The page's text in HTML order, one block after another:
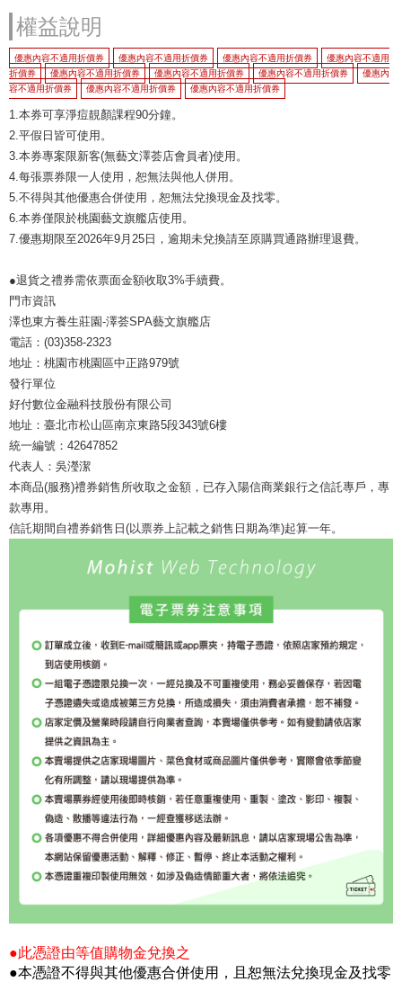
權益說明
優惠內容不適用折價券 優惠內容不適用折價券 優惠內容不適用折價券
優惠內容不適用
折價券
優惠內容不適用折價券 優惠內容不適用折價券 優惠內容不適用折價券
優惠內
容不適用折價券
優惠內容不適用折價券 優惠內容不適用折價券
1.本券可享淨痘靚顏課程90分鐘。
2.平假日皆可使用。
3.本券專案限新客(無藝文澤荟店會員者)使用。
4.每張票券限一人使用，恕無法與他人併用。
5.不得與其他優惠合併使用，恕無法兌換現金及找零。
6.本券僅限於桃園藝文旗艦店使用。
7.優惠期限至2026年9月25日，逾期未兌換請至原購買通路辦理退費。
●退貨之禮券需依票面金額收取3%手續費。
門市資訊
澤也東方養生莊園-澤荟SPA藝文旗艦店
電話：(03)358-2323
地址：桃園市桃園區中正路979號
發行單位
好付數位金融科技股份有限公司
地址：臺北市松山區南京東路5段343號6樓
統一編號：42647852
代表人：吳瀅潔
本商品(服務)禮券銷售所收取之金額，已存入陽信商業銀行之信託專戶，專
款專用。
信託期間自禮券銷售日(以票券上記載之銷售日期為準)起算一年。
●此憑證由等值購物金兌換之
●本憑證不得與其他優惠合併使用，且恕無法兌換現金及找零